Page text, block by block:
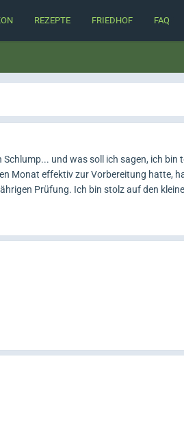
REZEPTE FRIEDHOF FAQ
und was soll ich sagen, ich bin
Monat effektiv zur Vorbereitung hatte,
Prüfung. Ich bin stolz auf den